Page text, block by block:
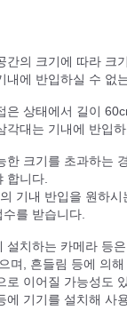
간의 크기에 따라 크
내에 반입하실 수 없
은 상태에서 길이
각대는 기내에 반입
한 크기를 초과하는
합니다.
기내 반입을 원하시
를 받습니다.
설치하는 카메라 등
며, 흔들림 등에 의
로 이어질 가능성도
에 기기를 설치해 사